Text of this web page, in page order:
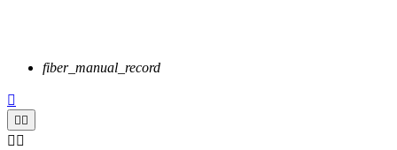
fiber_manual_record

 
 